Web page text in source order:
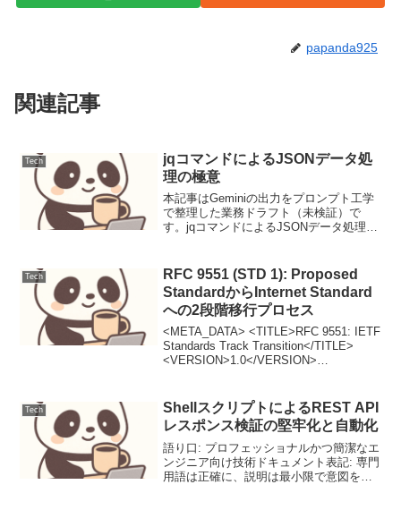
papanda925
関連記事
Tech
jqコマンドによるJSONデータ処
理の極意
本記事はGeminiの出力をプロンプト工学
で整理した業務ドラフト（未検証）で
す。jqコマンドによるJSONデータ処理の
可欠です。本記事では、強力なコマンド
ライン...
Tech
RFC 9551 (STD 1): Proposed
StandardからInternet Standard
への2段階移行プロセス
<META_DATA> <TITLE>RFC 9551: IETF
Standards Track Transition</TITLE>
<VERSION>1.0</VERSION>
Tech
ShellスクリプトによるREST API
レスポンス検証の堅牢化と自動化
語り口: プロフェッショナルかつ簡潔なエ
ンジニア向け技術ドキュメント表記: 専門
用語は正確に、説明は最小限で意図を伝